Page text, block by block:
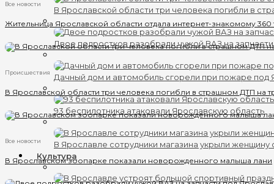
В Ярославской области три человека погибли в
Двое подростков разобрали чужой ВАЗ на
Дачный дом и автомобиль сгорели при пожаре под
93 беспилотника атаковали Ярославскую область
В Ярославле сотрудники магазина укрыли
Культура
Все новости
Жительница Ярославской области отдала интернет-знакомому 360
Происшествия
В Ярославской области три человека погибли в страшном ДТП на
Все новости
В Ярославском зоопарке показали новорожденного малыша лани